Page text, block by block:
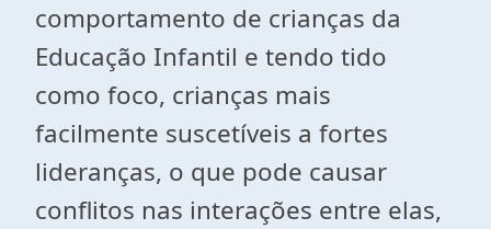
comportamento de crianças da
Educação Infantil e tendo tido
como foco, crianças mais
facilmente suscetíveis a fortes
lideranças, o que pode causar
conflitos nas interações entre elas,